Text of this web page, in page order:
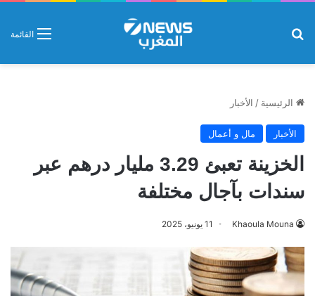
القائمة
الرئيسية / الأخبار
الأخبار مال و أعمال
الخزينة تعبئ 3.29 مليار درهم عبر
سندات بآجال مختلفة
Khaoula Mouna 11 يونيو، 2025